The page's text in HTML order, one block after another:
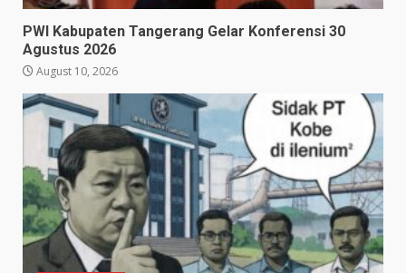
PWI Kabupaten Tangerang Gelar Konferensi 30
Agustus 2026
August 10, 2026